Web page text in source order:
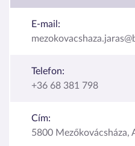
E-mail:
Telefon:
+36 68 381 798
Cím:
5800 Mezőkovácsháza,